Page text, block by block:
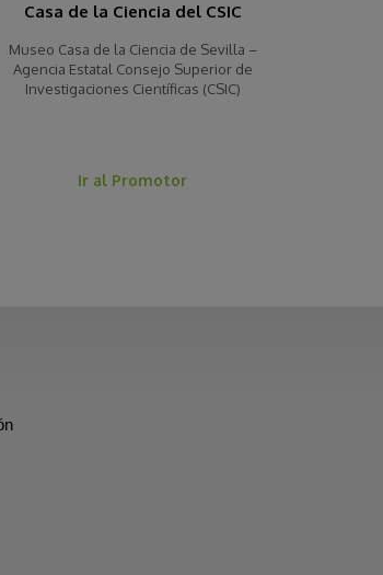
Casa de la Ciencia del CSIC
Museo Casa de la Ciencia de Sevilla –
Agencia Estatal Consejo Superior de
Investigaciones Científicas (CSIC)
Ir al Promotor